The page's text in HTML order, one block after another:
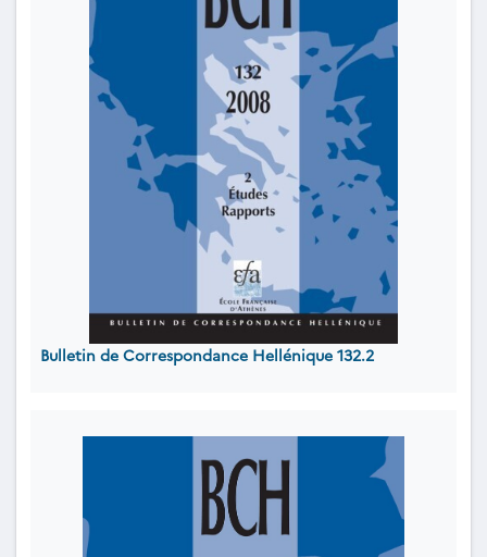
Bulletin de Correspondance Hellénique 132.2